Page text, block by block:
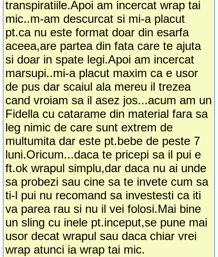
transpiratiile.Apoi am incercat wrap tai
mic..m-am descurcat si mi-a placut
pt.ca nu este format doar din esarfa
aceea,are partea din fata care te ajuta
si doar in spate legi.Apoi am incercat
marsupi..mi-a placut maxim ca e usor
de pus dar scaiul ala mereu il trezea
cand vroiam sa il asez jos...acum am un
Fidella cu catarame din material fara sa
leg nimic de care sunt extrem de
multumita dar este pt.bebe de peste 7
luni.Oricum...daca te pricepi sa il pui e
ft.ok wrapul simplu,dar daca nu ai unde
sa probezi sau cine sa te invete cum sa
ti-l pui nu recomand sa investesti ca iti
va parea rau si nu il vei folosi.Mai bine
un sling cu inele pt.inceput,se pune mai
usor decat wrapul sau daca chiar vrei
wrap atunci ia wrap tai mic.